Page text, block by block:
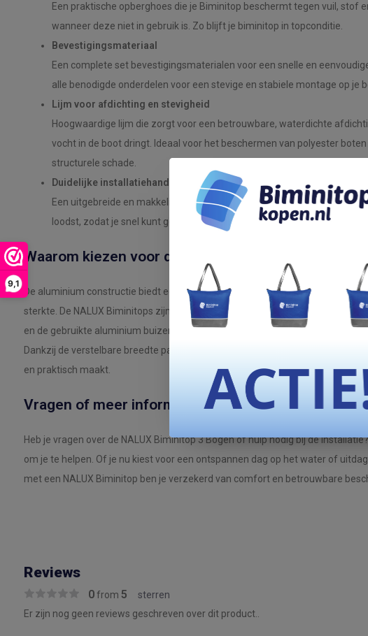
9,1
Een praktische opberghoes die je Biminitop beschermt tegen vuil, stof
wanneer deze niet in gebruik is. Zo blijft je biminitop in topconditie.
Bevestigingsmateriaal
Een complete set bevestigingsmaterialen voor een snelle en
alle benodigde onderdelen voor een stevige en stabiele montage op je
Lijm voor afdichting en stevigheid
Hoogwaardige lijm die zorgt voor een betrouwbare, waterdichte
vocht in de boot dringt. Ideaal voor het beschermen van polyester
structurele schade.
Duidelijke installatiehandleiding
Een uitgebreide en makkelijk te volgen handleiding die je stap voor stap
loodst, zodat je snel kunt genieten van je nieuwe biminitop.
Waarom kiezen voor de NALUX Biminitop 3 Bogen?
De aluminium constructie biedt een uitstekende balans tussen lichtgewicht
sterkte. De NALUX Biminitops zijn ontworpen om bestand te zijn tegen zware
en de gebruikte aluminium buizen en weerbestendige stoffen zorgen voor een
Dankzij de verstelbare breedte past deze biminitop op verschillende
en praktisch maakt.
Vragen of meer informatie?
Heb je vragen over de NALUX Biminitop 3 Bogen of hulp nodig bij de
om je te helpen. Of je nu kiest voor een ontspannen dag op het water of
met een NALUX Biminitop ben je verzekerd van comfort en betrouwbare
Reviews
0from 5 sterren
Er zijn nog geen reviews geschreven over dit product..